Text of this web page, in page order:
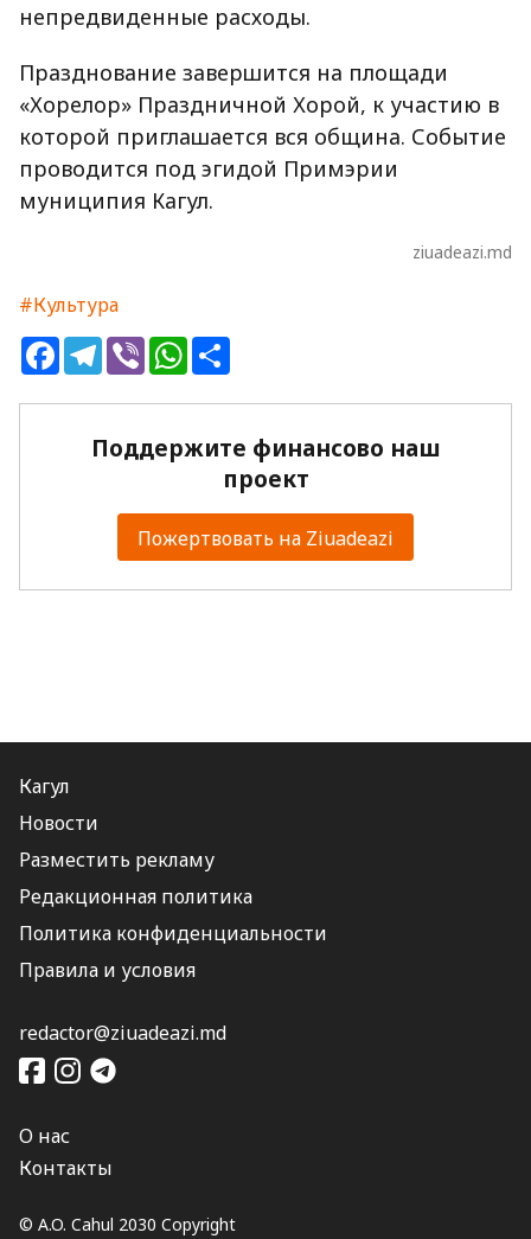
непредвиденные расходы.
Празднование завершится на площади
«Хорелор» Праздничной Хорой, к участию в
которой приглашается вся община. Событие
проводится под эгидой Примэрии
муниципия Кагул.
ziuadeazi.md
#Культура
FacebookTelegram
ViberWhatsApp
Поддержите финансово наш
проект
Пожертвовать на Ziuadeazi
© A.O. Cahul 2030 Copyright
Кагул
Новости
Разместить рекламу
Редакционная политика
Политика конфиденциальности
Правила и условия
redactor@ziuadeazi.md
О нас
Контакты